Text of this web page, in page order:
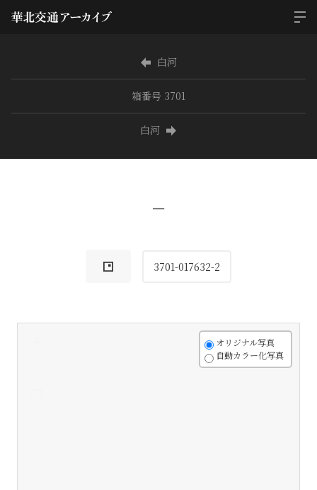
白河
箱番号 3701
白河
−
3701-017632-2
オリジナル写真
自動カラー化写真